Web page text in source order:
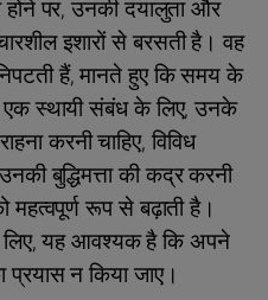
होने पर, उनकी दयालुता और
इशारों से बरसती है। वह
हैं, मानते हुए कि समय के
स्थायी संबंध के लिए, उनके
करनी चाहिए, विविध
बुद्धिमत्ता की कद्र करनी
महत्वपूर्ण रूप से बढ़ाती है।
यह आवश्यक है कि अपने
न किया जाए।